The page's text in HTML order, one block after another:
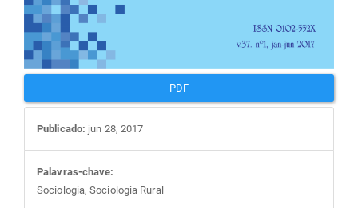
PDF
Publicado: jun 28, 2017
Palavras-chave:
Sociologia, Sociologia Rural